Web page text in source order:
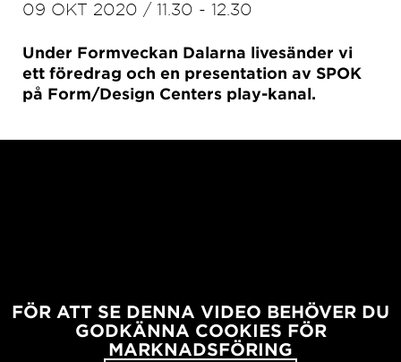
09 OKT 2020 / 11.30 - 12.30
Under Formveckan Dalarna livesänder vi
ett föredrag och en presentation av SPOK
på Form/Design Centers play-kanal.
FÖR ATT SE DENNA VIDEO BEHÖVER DU
GODKÄNNA COOKIES FÖR
MARKNADSFÖRING